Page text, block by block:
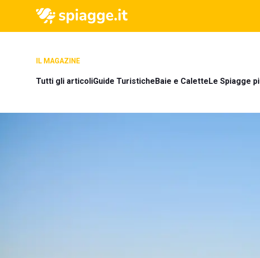
IL MAGAZINE
Tutti gli articoliGuide TuristicheBaie e CaletteLe Spiagge